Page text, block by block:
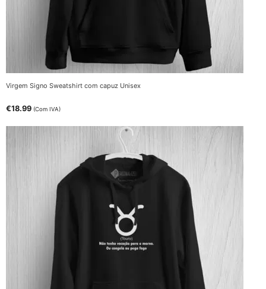
Virgem Signo Sweatshirt com capuz Unisex
€18.99 (Com IVA)